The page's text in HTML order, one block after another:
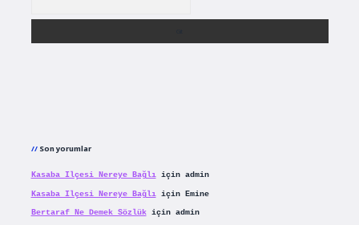
Son yorumlar
Kasaba Ilçesi Nereye Bağlıiçin admin
Kasaba Ilçesi Nereye Bağlıiçin Emine
Bertaraf Ne Demek Sözlükiçin admin